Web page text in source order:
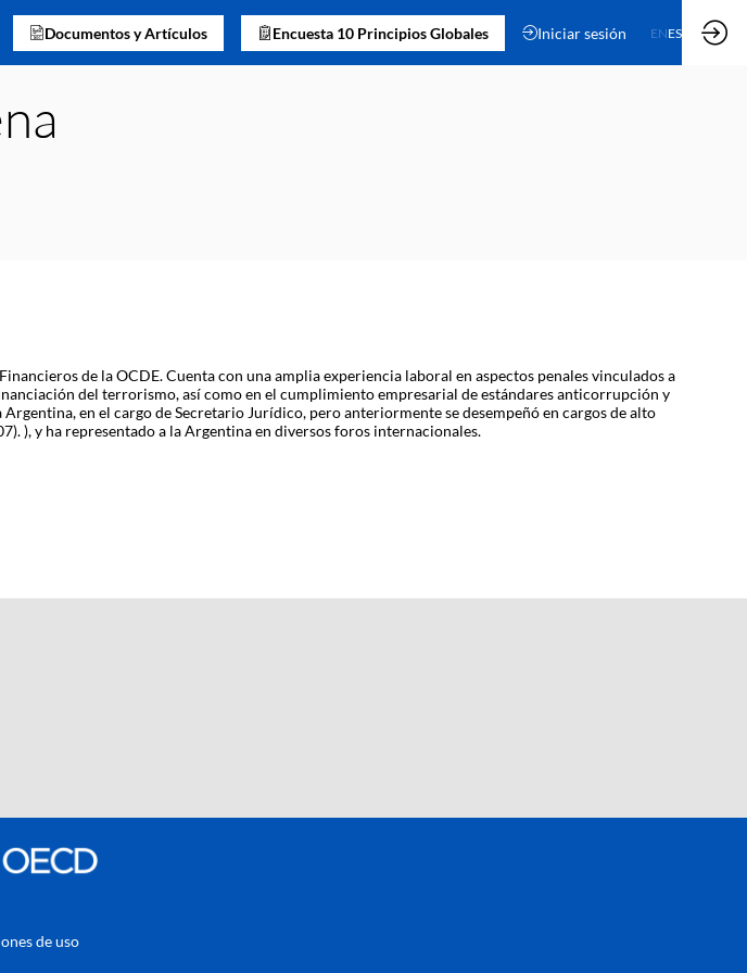
Documentos y Artículos Encuesta 10 Principios Globales Iniciar sesión ENES
de la OCDE. Cuenta con una amplia experiencia laboral en aspectos penales vinculados a
del terrorismo, así como en el cumplimiento empresarial de estándares anticorrupción y
en el cargo de Secretario Jurídico, pero anteriormente se desempeñó en cargos de alto
), y ha representado a la Argentina en diversos foros internacionales.
de uso